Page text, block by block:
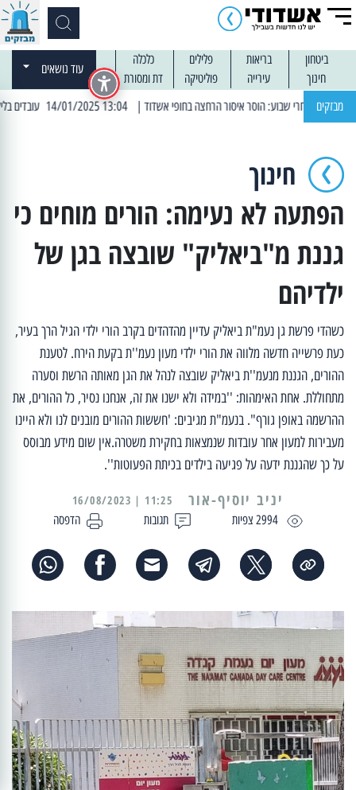
ביטחון בריאות פלילים
כלכלה
חינוך
עירייה פוליטיקה דת ומסורת
עוד נושאים
מבזקים | 13:04 14/01/2025 עובדים בלילות: עבודות קרצוף וריבוד אספלט
חינוך
הפתעה לא נעימה: הורים מוחים כי
גננת מ"ביאליק" שובצה בגן של
ילדיהם
כשהדי פרשת גן נעמ"ת ביאליק עדיין מהדהדים בקרב הורי ילדי הגיל הרך בעיר,
כעת פרשייה חדשה מלווה את הורי ילדי מעון נעמ''ת בקעת הירח. לטענת
ההורים, הגננת מנעמ''ת ביאליק שובצה לנהל את הגן מאותה הרשת וסערה
מתחוללת. אחת האימהות: ''במידה ולא ישנו את זה, אנחנו נסיר, כל ההורים, את
ההרשמה באופן גורף". בנעמ"ת מגיבים: 'חששות ההורים מובנים לנו ולא היינו
מעבירות למעון אחר עובדות שנמצאות בחקירת משטרה.אין שום מידע מבוסס
על כך שהגננת ידעה על פגיעה בילדים בכיתת הפעוטות''.
2994 צפיות תגובות הדפסה
יניב יוסיף-אור 11:25 | 16/08/2023